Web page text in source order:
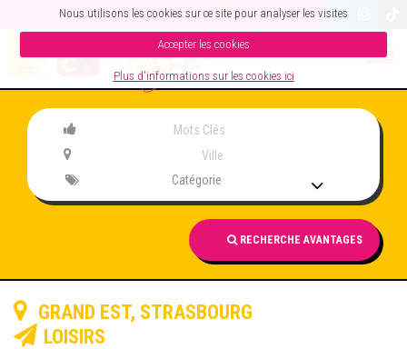
Nous utilisons les cookies sur ce site pour analyser les visites
Accepter les cookies
Plus d'informations sur les cookies ici
Catégorie
RECHERCHE AVANTAGES
GRAND EST, STRASBOURG
LOISIRS